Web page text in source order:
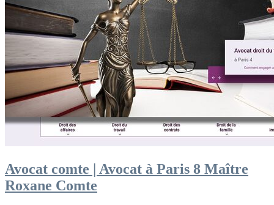
Avocat comte | Avocat à Paris 8 Maître
Roxane Comte